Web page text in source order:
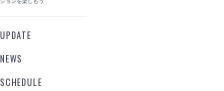
UPDATE
NEWS
SCHEDULE